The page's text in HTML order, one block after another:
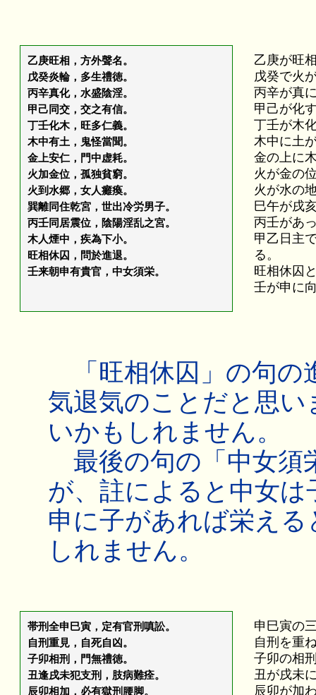
乙庚旺相，方外聲名。
戊癸炎輪，多生禮徳。
丙辛真化，水盛陰淫。
甲己同交，交之有信。
丁壬化木，旺多仁義。
木中有土，鬼怪當聞。
金上安仁，門中虚耗。
火加金位，孤独貧窮。
火到水郷，女人癱瘓。
巽離同住乾宮，世出冷労男子。
丙壬同居震位，陰陽淫乱之宮。
木人煙中，疾為下小。
旺相休囚，問於進退。
壬来朝申有貴官，中女須栄。
乙庚が旺
戊癸で火
丙辛が真
甲己が化
丁壬が木
木中に土
金の上に
火が金の
火が水の
巳午が戌
丙壬があ
甲乙日主
る。
旺相休囚
壬が申に
「旺相休囚」の句の
気退気のことだと思
いかもしれません。
最後の句の「中女須
が、註によると中女
申に子があれば栄え
しれません。
帯刑全申巳寅，定有官刑嗔訟。
自刑重見，自死自凶。
子卯相刑，門無禮徳。
丑逢戌未犯支刑，肢病難痊。
辰卯相加，必有獄刑腰脚。
申巳寅の
自刑を重
子卯の相
丑が戌未
辰卯が加